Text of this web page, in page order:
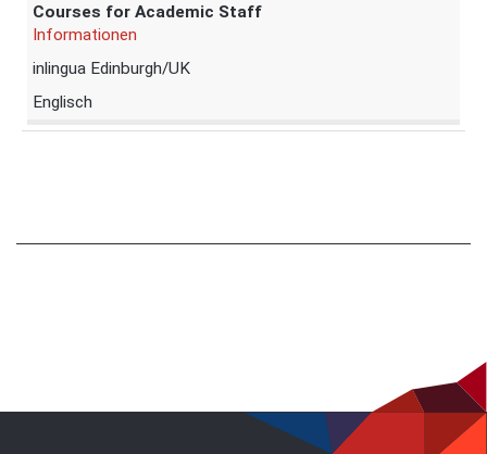
Courses for Academic Staff
Informationen
inlingua Edinburgh/UK
Englisch